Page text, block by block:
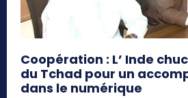
Coopération : L’ Inde
du Tchad pour un
dans le numérique